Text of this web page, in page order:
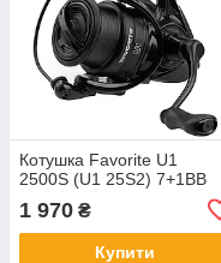
Котушка Favorite U1
2500S (U1 25S2) 7+1BB
1 970 ₴
Купити